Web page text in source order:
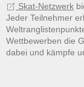
Skat-Netzwerk
Jeder Teilnehmer
Wettbewerben die
dabei und kämpfe